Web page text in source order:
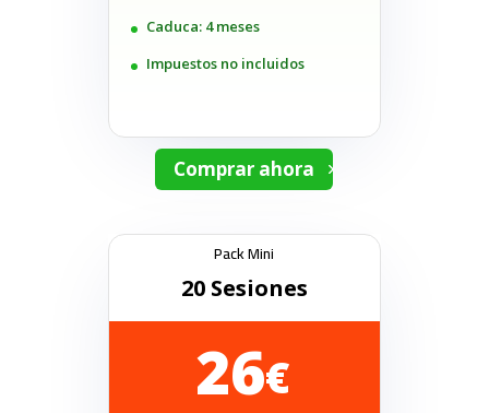
Caduca: 4 meses
Impuestos no incluidos
Comprar ahora
Pack Mini
20 Sesiones
26€